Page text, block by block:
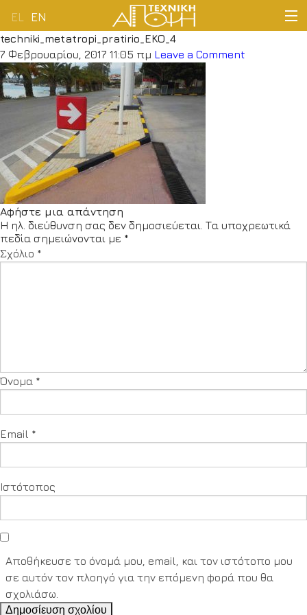
EL EN
ΑΡΧΙΚΗ
ΕΤΑΙΡΕΙΑ
ΔΡΑΣΤΗΡΙΟΤΗΤΕΣ
ΠΕΛΑΤΟΛΟΓΙΟ
ΝΕΑ
ΕΠΙΚΟΙΝΩΝΙΑ
techniki_metatropi_pratirio_EKO_4
7 Φεβρουαρίου, 2017 11:05 πμ Leave a Comment
Αφήστε μια απάντηση
Η ηλ. διεύθυνση σας δεν δημοσιεύεται. Τα υποχρεωτικά
πεδία σημειώνονται με *
Σχόλιο *
Όνομα *
Email *
Ιστότοπος
Αποθήκευσε το όνομά μου, email, και τον ιστότοπο μου
σε αυτόν τον πλοηγό για την επόμενη φορά που θα
σχολιάσω.